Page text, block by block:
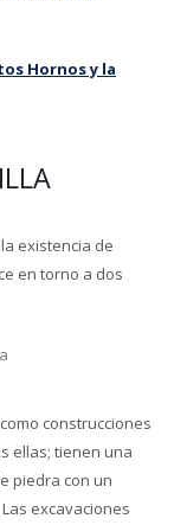
Hornos y la
existencia de
en torno a dos
construcciones
ellas; tienen una
piedra con un
excavaciones